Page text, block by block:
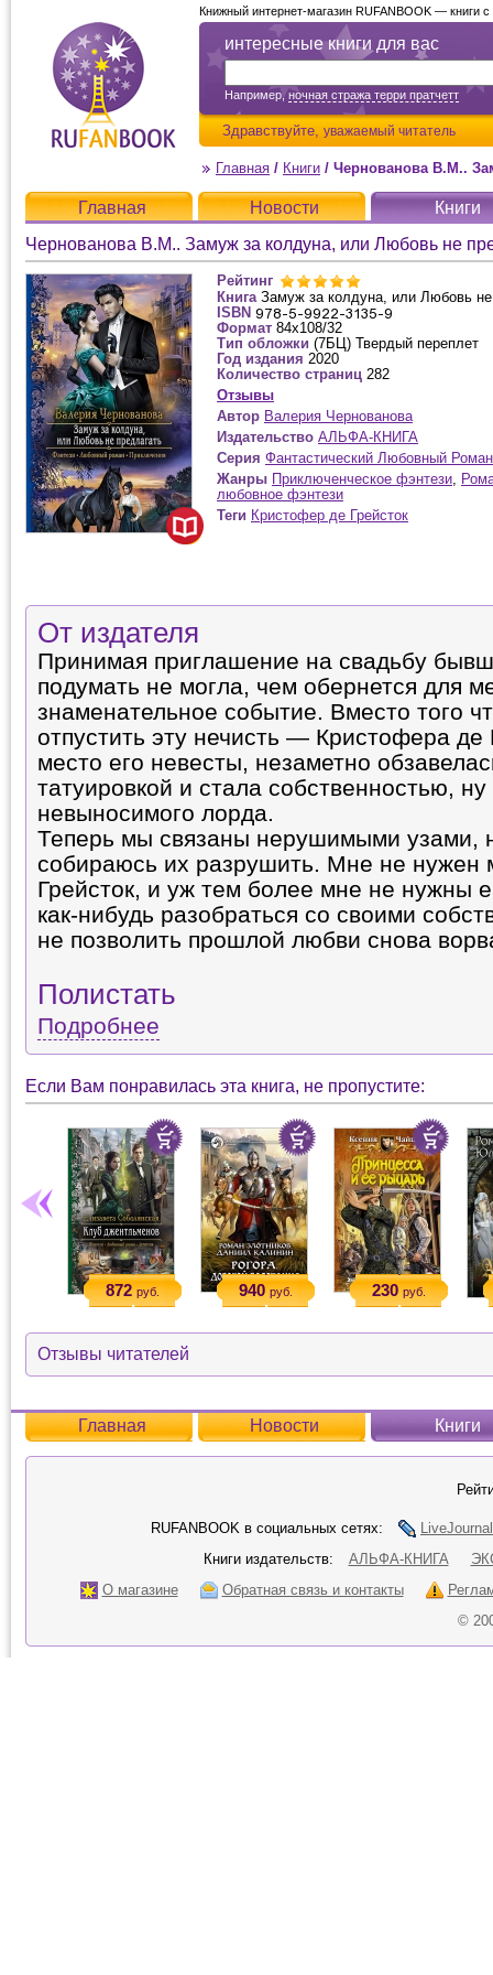
интересные книги для вас
Например,ночная стража терри пратчетт
Здравствуйте, уважаемый читатель
Книжный интернет-магазин RUFANBOOK — книги
Главная / Книги / Чернованова В.М..
Главная Новости
Книги
Чернованова В.М.. Замуж за колдуна, или Любовь не
Рейтинг
Книга Замуж за колдуна, или Любовь не
ISBN
Формат 84х108/32
Тип обложки (7БЦ) Твердый переплет
Год издания 2020
Количество страниц 282
Отзывы
Автор Валерия Чернованова
Издательство АЛЬФА-КНИГА
Серия Фантастический Любовный Роман
Жанры Приключенческое фэнтези,
любовное фэнтези
Теги Кристофер де Грейсток
От издателя
Принимая приглашение на свадьбу
подумать не могла, чем обернется для
знаменательное событие. Вместо того
отпустить эту нечисть — Кристофера де
место его невесты, незаметно
татуировкой и стала собственностью,
невыносимого лорда.
Теперь мы связаны нерушимыми узами,
собираюсь их разрушить. Мне не нужен
Грейсток, и уж тем более мне не нужны
как-нибудь разобраться со своими
не позволить прошлой любви снова
Полистать
Подробнее
Если Вам понравилась эта книга, не пропустите:
872 руб. 940 руб. 230 руб.
Отзывы читателей
Главная Новости Книги
RUFANBOOK в социальных сетях:
LiveJournal
Книги издательств:
АЛЬФА-КНИГА
О магазине
Обратная связь и контакты
©